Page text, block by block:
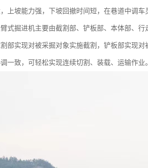
上坡能力强，下坡回撤时间短，在巷道中调车
式掘进机主要由截割部、铲板部、本体部、
部实现对被采掘对象实施截割，铲板部实现
一致，可轻松实现连续切割、装载、运输作业。